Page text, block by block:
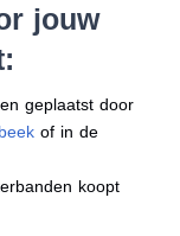
jouw
geplaatst door
of in de
koopt